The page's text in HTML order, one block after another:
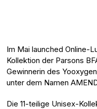
Im Mai launched Online-
Kollektion der Parsons
Gewinnerin des
unter dem Namen
Die 11-teilige Unisex-